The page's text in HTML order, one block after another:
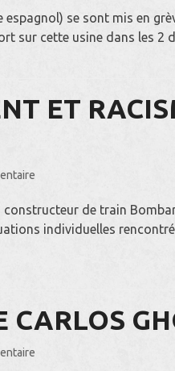
se sont mis en
sur cette usine dans les 2
ET
de train
individuelles
CARLOS